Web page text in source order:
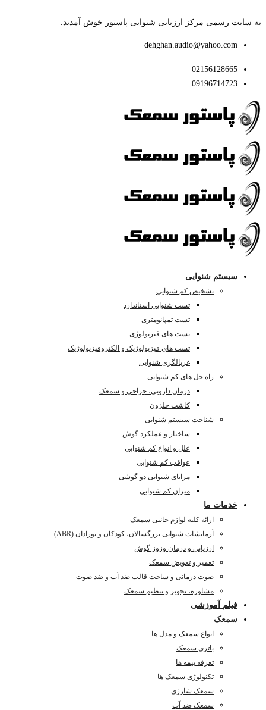
به سایت رسمی مرکز ارزیابی شنوایی پاستور خوش آمدید.
dehghan.audio@yahoo.com
02156128665
09196714723
سیستم شنوایی
تشخیص کم شنوایی
تست شنوایی استاندارد
تست تمپانومتری
تست های فیزیولوژی
تست های فیزیولوژیک و الکتروفیزیولوژیک
غربالگری شنوایی
راه حل های کم شنوایی
درمان دارویی، جراحی و سمعک
کاشت حلزون
شناخت سیستم شنوایی
ساختار و عملکرد گوش
علل و انواع کم شنوایی
عواقب کم شنوایی
مزایای شنوایی دو گوشی
میزان کم شنوایی
خدمات ما
ارائه کلیه لوازم جانبی سمعک
آزمایشات شنوایی بزرگسالان، کودکان و نوزادان (ABR)
ارزیابی و درمان وزوز گوش
تعمیر و تعویض سمعک
صوت درمانی و ساخت قالب ضد آب و ضد صوت
مشاوره، تجویز و تنظیم سمعک
فیلم آموزشی
سمعک
انواع سمعک و مدل ها
باتری سمعک
تعرفه بیمه ها
تکنولوژی سمعک ها
سمعک شارژی
سمعک ضد آب